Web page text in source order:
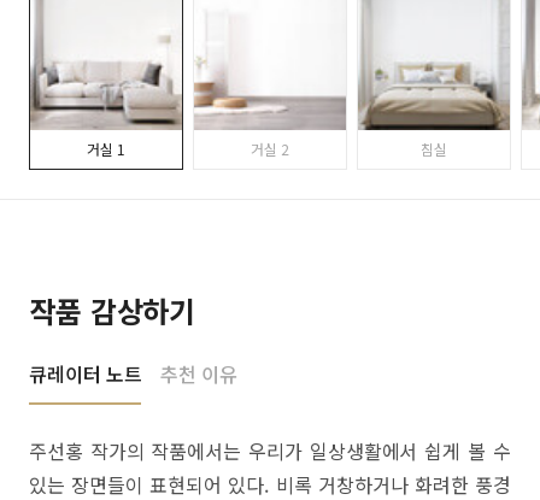
거실 1 거실 2 침실
작품 감상하기
큐레이터 노트 추천 이유
주선홍 작가의 작품에서는 우리가 일상생활에서 쉽게 볼 수
있는 장면들이 표현되어 있다. 비록 거창하거나 화려한 풍경